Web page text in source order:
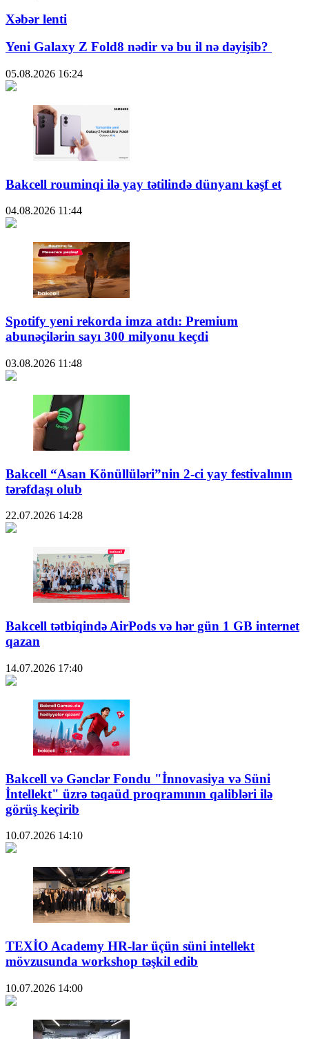
Xəbər lenti
Yeni Galaxy Z Fold8 nədir və bu il nə dəyişib?
05.08.2026 16:24
Bakcell rouminqi ilə yay tətilində dünyanı kəşf et
04.08.2026 11:44
Spotify yeni rekorda imza atdı: Premium
abunəçilərin sayı 300 milyonu keçdi
03.08.2026 11:48
Bakcell “Asan Könüllüləri”nin 2-ci yay festivalının
tərəfdaşı olub
22.07.2026 14:28
Bakcell tətbiqində AirPods və hər gün 1 GB internet
qazan
14.07.2026 17:40
Bakcell və Gənclər Fondu "İnnovasiya və Süni
İntellekt" üzrə təqaüd proqramının qalibləri ilə
görüş keçirib
10.07.2026 14:10
TEXİO Academy HR-lar üçün süni intellekt
mövzusunda workshop təşkil edib
10.07.2026 14:00